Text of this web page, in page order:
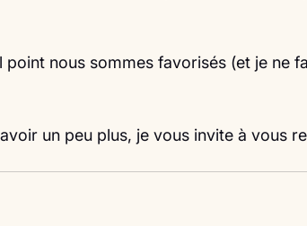
nous sommes favorisés (et je ne
un peu plus, je vous invite à vous